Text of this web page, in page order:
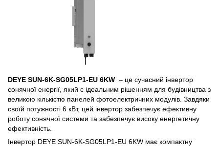
DEYE SUN-6K-SG05LP1-EU 6KW – це сучасний інвертор
сонячної енергії, який є ідеальним рішенням для будівництва з
великою кількістю панелей фотоелектричних модулів. Завдяки
своїй потужності 6 кВт, цей інвертор забезпечує ефективну
роботу сонячної системи та забезпечує високу енергетичну
ефективність.
Інвертор DEYE SUN-6K-SG05LP1-EU 6KW має компактну